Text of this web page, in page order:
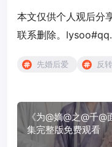
本文仅供个人观后分
联系删除。
先婚后爱 反转
《为@嫡@之@千
集完整版免费观看